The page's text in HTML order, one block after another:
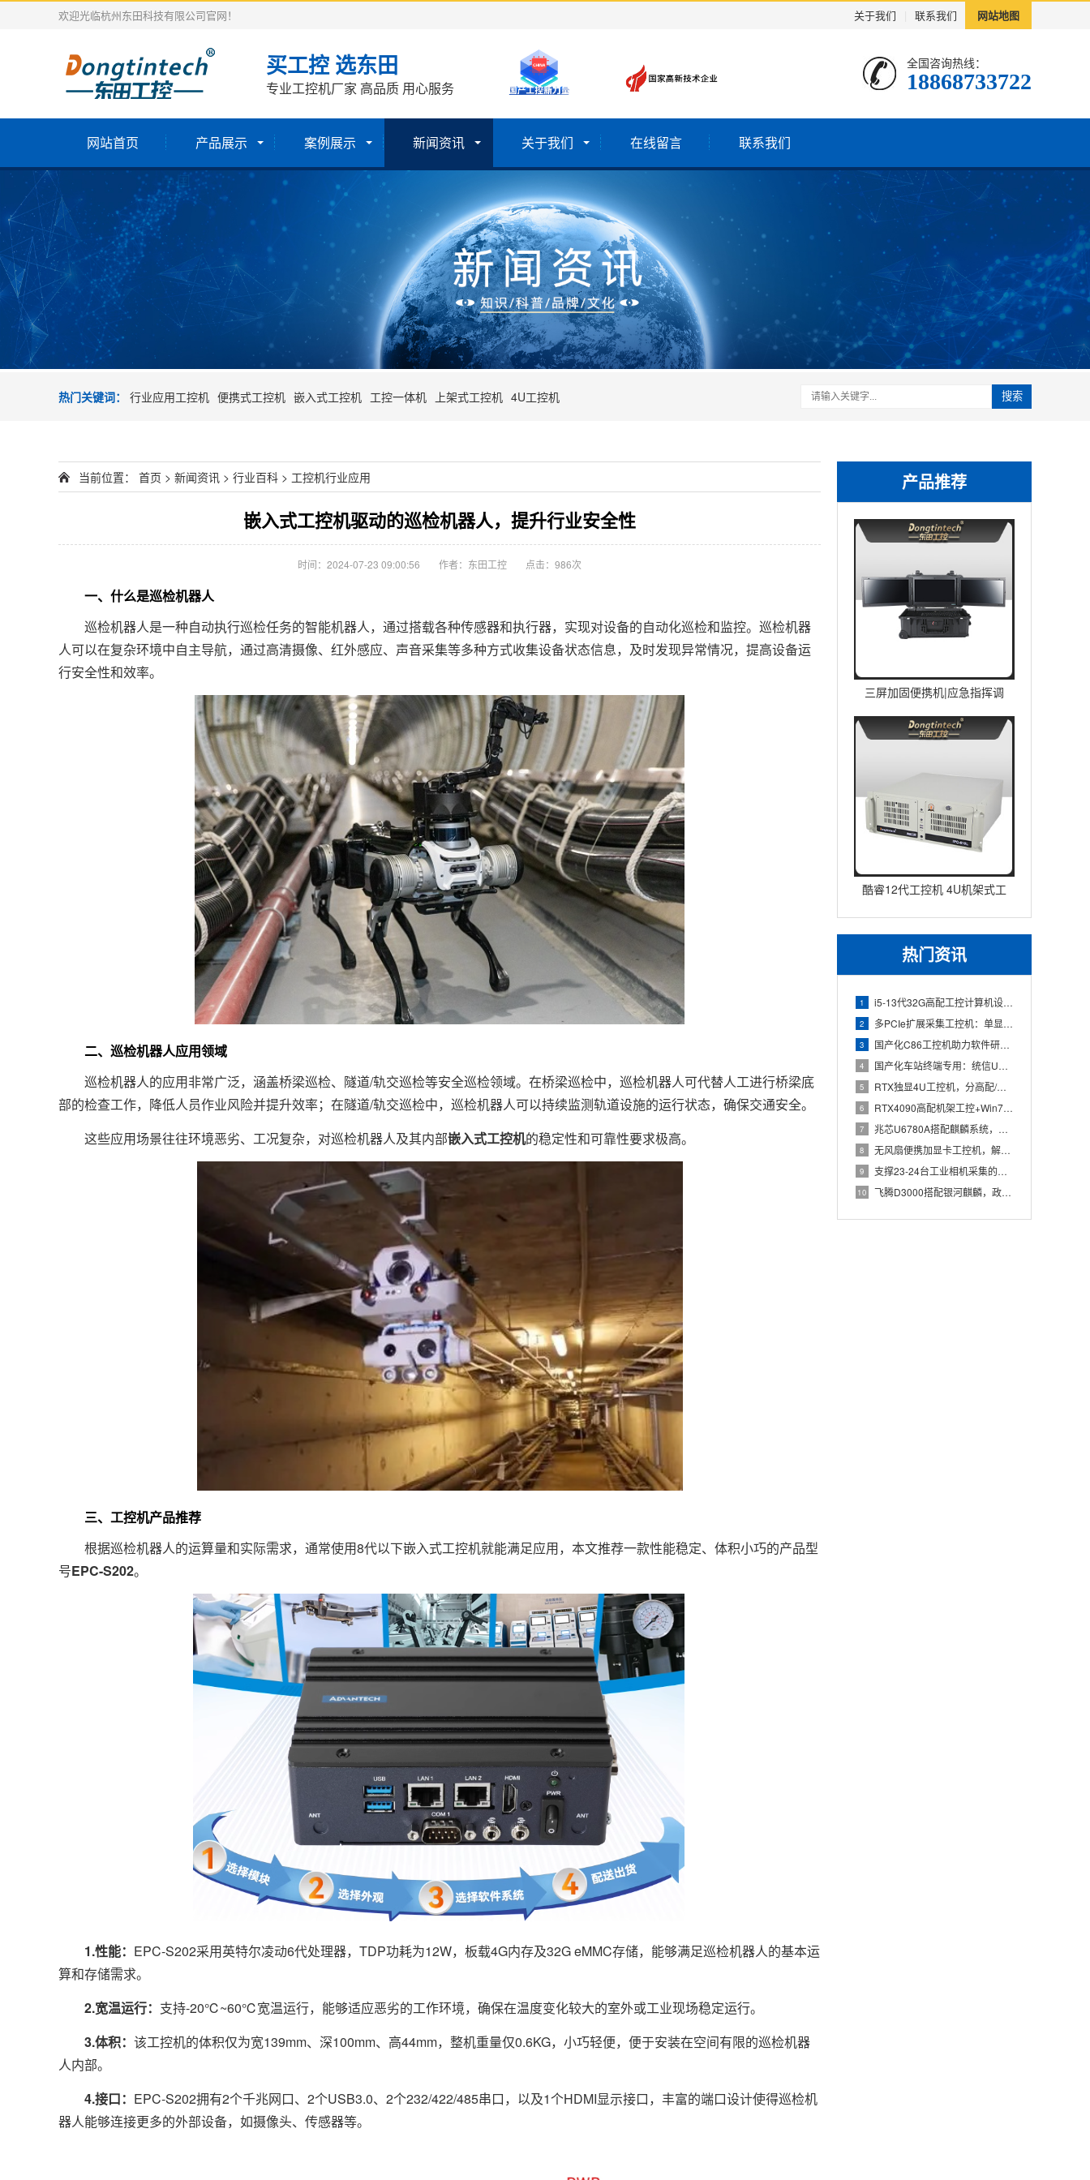
关于我们 联系我们 网站地图
欢迎光临杭州东田科技有限公司官网！
买工控 选东田
专业工控机厂家 高品质 用心服务
全国咨询热线：
18868733722
网站首页 产品展示 案例展示 新闻资讯 关于我们 在线留言 联系我们
热门关键词： 行业应用工控机 便携式工控机 嵌入式工控机 工控一体机 上架式工控机 4U工控机 搜索
产品推荐
三屏加固便携机|应急指挥调
度台移动终端|DTG-U1713-
酷睿12代工控机 4U机架式工
业控制器 DT-610L-IZ
热门资讯
1 i5-13代32G高配工控计算机设备，智能制造工位整机显示成
2 多PCIe扩展采集工控机：单显卡+多路采集卡高性价比方案
3 国产化C86工控机助力软件研发：从需求分析到落地部署
4 国产化车站终端专用：统信UOS兆芯八核嵌入式轨交工控机落地方
5 RTX独显4U工控机，分高配/低配适配无人机作业全场景
6 RTX4090高配机架工控+Win7加固笔记本，航空测控硬件
7 兆芯U6780A搭配麒麟系统，国产化工控机赋能航站楼航显调度
8 无风扇便携加显卡工控机，解决户外高波特率串口采集难题
9 支撑23-24台工业相机采集的高配置工控机解决方案推荐
10 飞腾D3000搭配银河麒麟，政务办公国产飞腾工控机落地方案
当前位置： 首页 > 新闻资讯 > 行业百科 > 工控机行业应用
嵌入式工控机驱动的巡检机器人，提升行业安全性
时间：2024-07-23 09:00:56 作者：东田工控 点击： 986次
一、什么是巡检机器人
巡检机器人是一种自动执行巡检任务的智能机器人，通过搭载各种传感器和执行器，实现对设备的自动化巡检和监控。巡检机器
人可以在复杂环境中自主导航，通过高清摄像、红外感应、声音采集等多种方式收集设备状态信息，及时发现异常情况，提高设备运
行安全性和效率。
二、巡检机器人应用领域
巡检机器人的应用非常广泛，涵盖桥梁巡检、隧道/轨交巡检等安全巡检领域。在桥梁巡检中，巡检机器人可代替人工进行桥梁底
部的检查工作，降低人员作业风险并提升效率；在隧道/轨交巡检中，巡检机器人可以持续监测轨道设施的运行状态，确保交通安全。
这些应用场景往往环境恶劣、工况复杂，对巡检机器人及其内部嵌入式工控机的稳定性和可靠性要求极高。
三、工控机产品推荐
根据巡检机器人的运算量和实际需求，通常使用8代以下嵌入式工控机就能满足应用，本文推荐一款性能稳定、体积小巧的产品型
号EPC-S202。
1.性能： EPC-S202采用英特尔凌动6代处理器，TDP功耗为12W，板载4G内存及32G eMMC存储，能够满足巡检机器人的基本运
算和存储需求。
2.宽温运行： 支持-20℃~60℃宽温运行，能够适应恶劣的工作环境，确保在温度变化较大的室外或工业现场稳定运行。
3.体积： 该工控机的体积仅为宽139mm、深100mm、高44mm，整机重量仅0.6KG，小巧轻便，便于安装在空间有限的巡检机器
人内部。
4.接口： EPC-S202拥有2个千兆网口、2个USB3.0、2个232/422/485串口，以及1个HDMI显示接口，丰富的端口设计使得巡检机
器人能够连接更多的外部设备，如摄像头、传感器等。